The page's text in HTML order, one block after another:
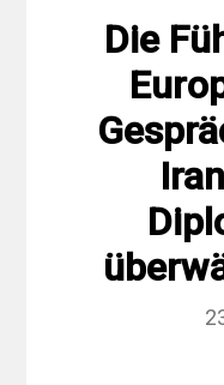
Die